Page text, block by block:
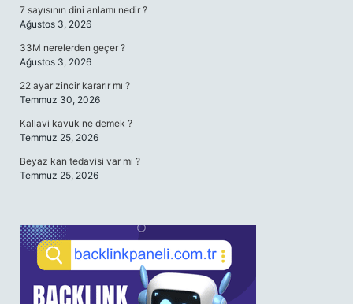
7 sayısının dini anlamı nedir ?
Ağustos 3, 2026
33M nerelerden geçer ?
Ağustos 3, 2026
22 ayar zincir kararır mı ?
Temmuz 30, 2026
Kallavi kavuk ne demek ?
Temmuz 25, 2026
Beyaz kan tedavisi var mı ?
Temmuz 25, 2026